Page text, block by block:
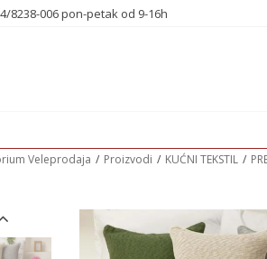
8238-006 pon-petak od 9-16h
Veleprodaja Proizvodi KUĆNI TEKSTIL